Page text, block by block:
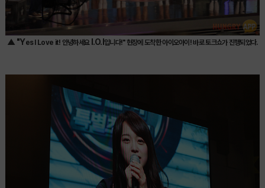
▲ "Yes I Love it! 안녕하세요 I.O.I입니다!" 현장에 도착한 아이오아이! 바로 토크쇼가 진행되었다.